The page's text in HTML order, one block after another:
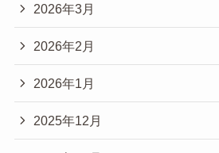
2026年3月
2026年2月
2026年1月
2025年12月